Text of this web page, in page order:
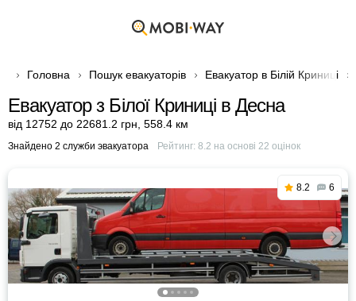
Головна Пошук евакуаторів Евакуатор в Білій Криниці
Евакуатор з Білої Криниці в Десна
від 12752 до 22681.2 грн 558.4 км
Знайдено 2 служби эвакуатора Рейтинг: 8.2 на основі 22 оцінок
8.2 6